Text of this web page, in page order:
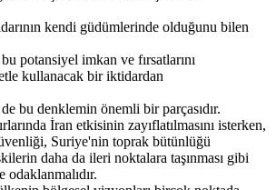
kendi güdümlerinde olduğunu bilen
potansiyel imkan ve fırsatlarını
kullanacak bir iktidardan
bu denklemin önemli bir parçasıdır.
İran etkisinin zayıflatılmasını isterken,
Suriye'nin toprak bütünlüğü
daha da ileri noktalara taşınması gibi
odaklanmalıdır.